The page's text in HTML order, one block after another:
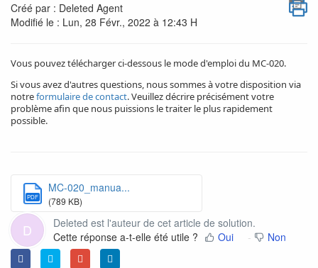
Créé par : Deleted Agent
Modifié le : Lun, 28 Févr., 2022 à 12:43 H
Vous pouvez télécharger ci-dessous le mode d'emploi du MC-020.
Si vous avez d'autres questions, nous sommes à votre disposition via
notreformulaire de contact. Veuillez décrire précisément votre
problème afin que nous puissions le traiter le plus rapidement
possible.
PDF
MC-020_manua...
(789 KB)
D
Deleted est l'auteur de cet article de solution.
Cette réponse a-t-elle été utile ?
Oui Non